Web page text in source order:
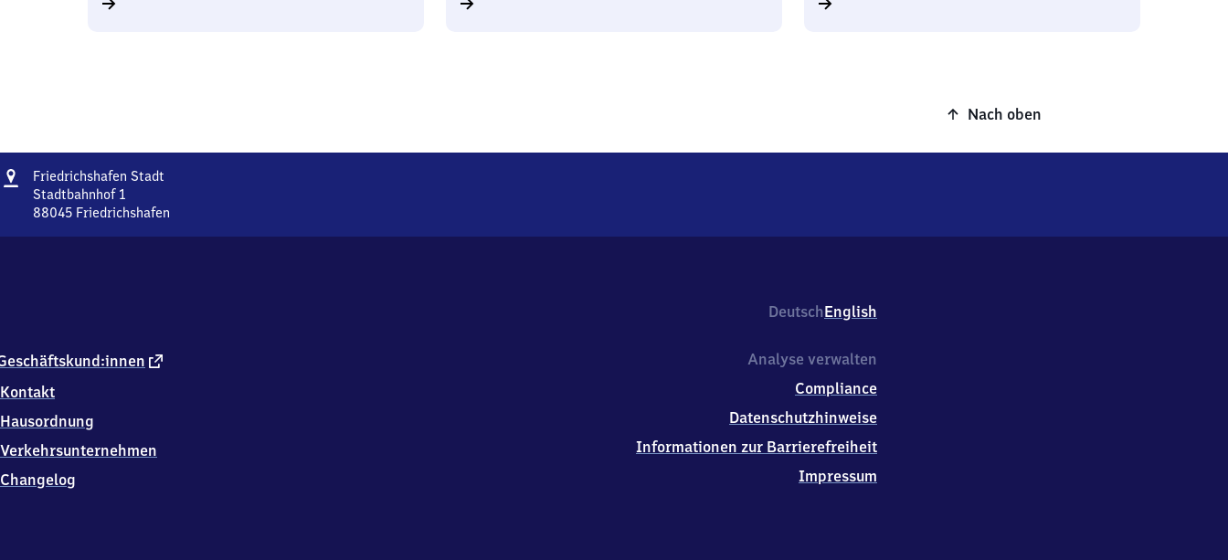
Nach oben
Adresse
Friedrichshafen Stadt
Stadtbahnhof 1
88045 Friedrichshafen
4
Friedrichshafen
DeutschEnglish
externer
Kontakt
Hausordnung
Verkehrsunternehmen
Changelog
Analyse verwalten
Compliance
Datenschutzhinweise
Informationen zur Barrierefreiheit
Impressum